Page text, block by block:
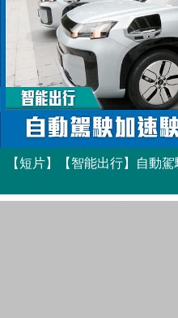
【短片】【智能出行】自動